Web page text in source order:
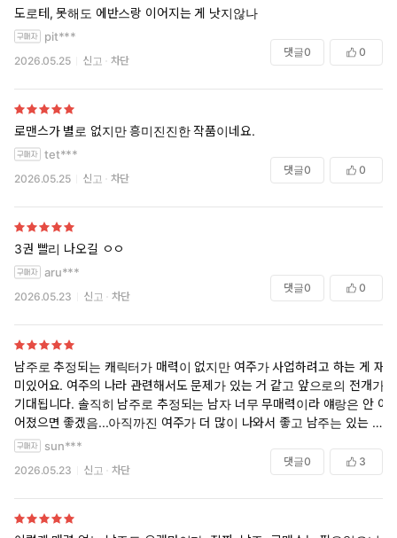
도로테, 못해도 에반스랑 이어지는 게 낫지않나
pit***
2026.05.25 신고 차단
댓글0 0
로맨스가 별로 없지만 흥미진진한 작품이네요.
tet***
2026.05.25 신고 차단
댓글0 0
3권 빨리 나오길 ㅇㅇ
aru***
2026.05.23 신고 차단
댓글0 0
남주로 추정되는 캐릭터가 매력이 없지만 여주가 사업하려고 하는 게 재
미있어요. 여주의 나라 관련해서도 문제가 있는 거 같고 앞으로의 전개가
기대됩니다. 솔직히 남주로 추정되는 남자 너무 무매력이라 얘랑은 안 이
어졌으면 좋겠음...아직까진 여주가 더 많이 나와서 좋고 남주는 있는 듯
없는 듯한 존재로 냅두고 여주의 원탑물로 갔음 좋겠더
sun***
2026.05.23 신고 차단
댓글0 3